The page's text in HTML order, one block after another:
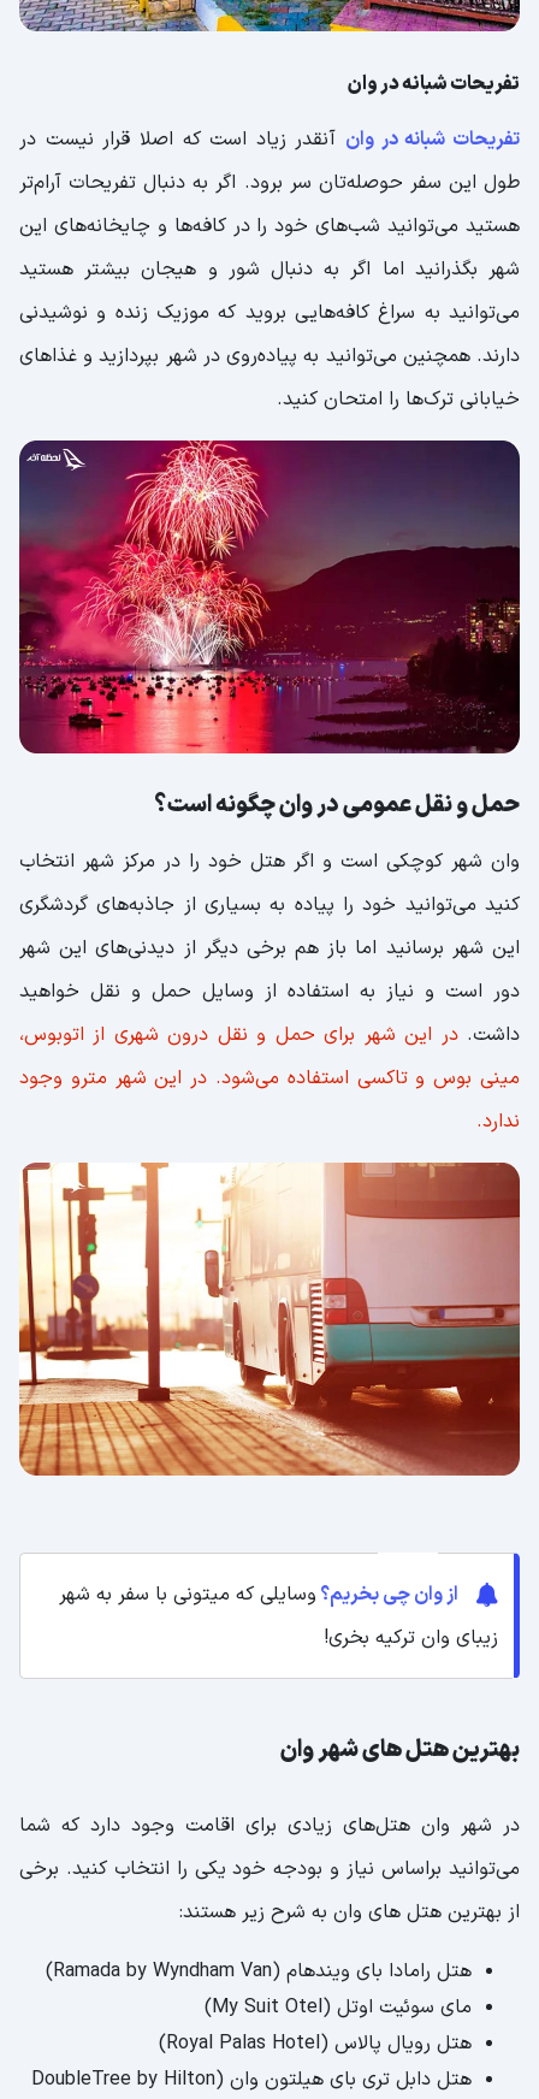
تفریحات شبانه در وان
تفریحات شبانه در وان آنقدر زیاد است که اصلا قرار نیست در
طول این سفر حوصله‌تان سر برود. اگر به دنبال تفریحات آرام‌تر
هستید می‌توانید شب‌های خود را در کافه‌ها و چایخانه‌های این
شهر بگذرانید اما اگر به دنبال شور و هیجان بیشتر هستید
می‌توانید به سراغ کافه‌هایی بروید که موزیک زنده و نوشیدنی
دارند. همچنین می‌توانید به پیاده‌روی در شهر بپردازید و غذاهای
خیابانی ترک‌ها را امتحان کنید.
حمل و نقل عمومی در وان چگونه است؟
وان شهر کوچکی است و اگر هتل خود را در مرکز شهر انتخاب
کنید می‌توانید خود را پیاده به بسیاری از جاذبه‌های گردشگری
این شهر برسانید اما باز هم برخی دیگر از دیدنی‌های این شهر
دور است و نیاز به استفاده از وسایل حمل و نقل خواهید
داشت.در این شهر برای حمل و نقل درون شهری از اتوبوس،
مینی بوس و تاکسی استفاده می‌شود. در این شهر مترو وجود
ندارد.
از وان چی بخریم؟ وسایلی که میتونی با سفر به شهر
زیبای وان ترکیه بخری!
بهترین هتل های شهر وان
در شهر وان هتل‌های زیادی برای اقامت وجود دارد که شما
می‌توانید براساس نیاز و بودجه خود یکی را انتخاب کنید. برخی
از بهترین هتل های وان به شرح زیر هستند:
هتل رامادا بای ویندهام (Ramada by Wyndham Van)
مای سوئیت اوتل (My Suit Otel)
هتل رویال پالاس (Royal Palas Hotel)
هتل دابل تری بای هیلتون وان (DoubleTree by Hilton